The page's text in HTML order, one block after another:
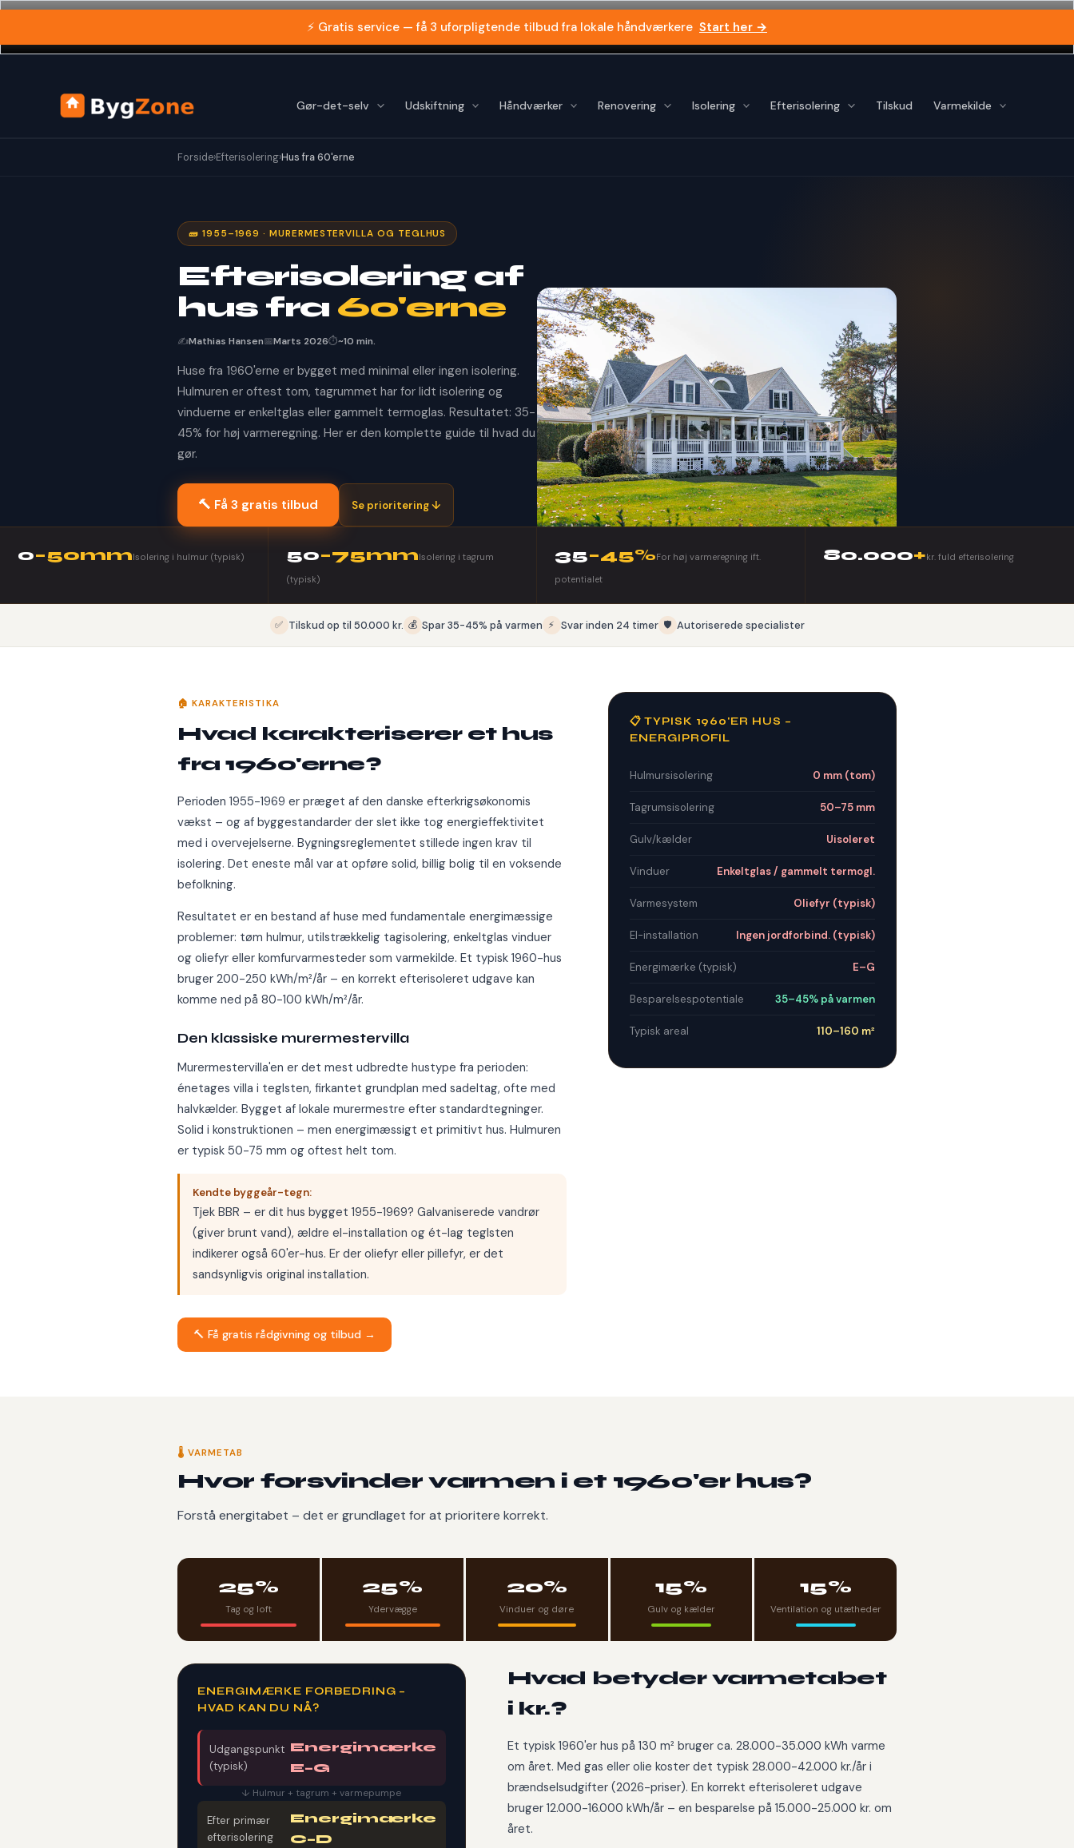
⚡ Gratis service — få 3 uforpligtende tilbud fra lokale håndværkere Start her →
Gå
indholdet
Gør-det-selv Udskiftning Håndværker Renovering Isolering Efterisolering Tilskud Varmekilde
Forside›Efterisolering›Hus fra 60'erne
🧱 1955–1969 · MURERMESTERVILLA OG TEGLHUS
Efterisolering af
hus fra 60'erne
✍️Mathias Hansen📅Marts 2026⏱️~10 min.
Huse fra 1960'erne er bygget med minimal eller ingen isolering.
Hulmuren er oftest tom, tagrummet har for lidt isolering og
vinduerne er enkeltglas eller gammelt termoglas. Resultatet: 35-
45% for høj varmeregning. Her er den komplette guide til hvad du
gør.
🔨 Få 3 gratis tilbud Se prioritering ↓
0–50mmIsolering i hulmur (typisk) 50–75mmIsolering i tagrum
(typisk)
35–45%For høj varmeregning ift.
potentialet
80.000+kr. fuld efterisolering
✅ Tilskud op til 50.000 kr. 💰 Spar 35-45% på varmen ⚡ Svar inden 24 timer 🛡️ Autoriserede specialister
🏠 KARAKTERISTIKA
Hvad karakteriserer et hus
fra 1960'erne?
Perioden 1955-1969 er præget af den danske efterkrigsøkonomis
vækst – og af byggestandarder der slet ikke tog energieffektivitet
med i overvejelserne. Bygningsreglementet stillede ingen krav til
isolering. Det eneste mål var at opføre solid, billig bolig til en voksende
befolkning.
Resultatet er en bestand af huse med fundamentale energimæssige
problemer: tøm hulmur, utilstrækkelig tagisolering, enkeltglas vinduer
og oliefyr eller komfurvarmesteder som varmekilde. Et typisk 1960-hus
bruger 200-250 kWh/m²/år – en korrekt efterisoleret udgave kan
komme ned på 80-100 kWh/m²/år.
Den klassiske murermestervilla
Murermestervilla'en er det mest udbredte hustype fra perioden:
énetages villa i teglsten, firkantet grundplan med sadeltag, ofte med
halvkælder. Bygget af lokale murermestre efter standardtegninger.
Solid i konstruktionen – men energimæssigt et primitivt hus. Hulmuren
er typisk 50-75 mm og oftest helt tom.
Kendte byggeår-tegn:
Tjek BBR – er dit hus bygget 1955-1969? Galvaniserede vandrør
(giver brunt vand), ældre el-installation og ét-lag teglsten
indikerer også 60'er-hus. Er der oliefyr eller pillefyr, er det
sandsynligvis original installation.
🔨 Få gratis rådgivning og tilbud →
📋 TYPISK 1960'ER HUS –
ENERGIPROFIL
Hulmursisolering 0 mm (tom)
Tagrumsisolering 50–75 mm
Gulv/kælder Uisoleret
Vinduer Enkeltglas / gammelt termogl.
Varmesystem Oliefyr (typisk)
El-installation Ingen jordforbind. (typisk)
Energimærke (typisk) E–G
Besparelsespotentiale 35–45% på varmen
Typisk areal 110–160 m²
🌡️ VARMETAB
Hvor forsvinder varmen i et 1960'er hus?
Forstå energitabet – det er grundlaget for at prioritere korrekt.
25%
Tag og loft
25%
Ydervægge
20%
Vinduer og døre
15%
Gulv og kælder
15%
Ventilation og utætheder
ENERGIMÆRKE FORBEDRING –
HVAD KAN DU NÅ?
Udgangspunkt
(typisk)
Energimærke
E–G
↓ Hulmur + tagrum + varmepumpe
Efter primær
efterisolering
Energimærke
C–D
Hvad betyder varmetabet
i kr.?
Et typisk 1960'er hus på 130 m² bruger ca. 28.000-35.000 kWh varme
om året. Med gas eller olie koster det typisk 28.000-42.000 kr./år i
brændselsudgifter (2026-priser). En korrekt efterisoleret udgave
bruger 12.000-16.000 kWh/år – en besparelse på 15.000-25.000 kr. om
året.